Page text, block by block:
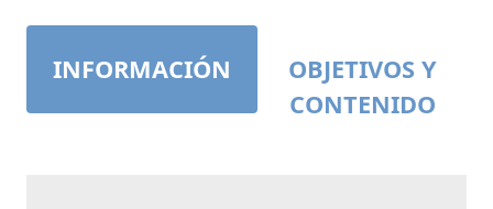
INFORMACIÓN
OBJETIVOS Y
CONTENIDO